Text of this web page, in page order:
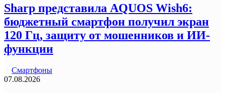
Sharp представила AQUOS Wish6:
бюджетный смартфон получил экран
120 Гц, защиту от мошенников и ИИ-
функции
Смартфоны
07.08.2026